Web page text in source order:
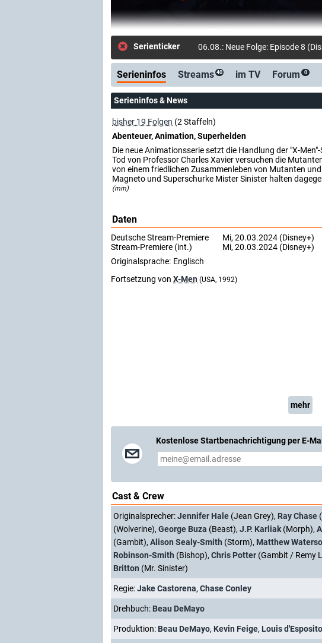
Serienticker 06.08.: Neue Folge: Episode 8
Serieninfos Streams 40 im TV Forum 0
Serieninfos & News
bisher 19 Folgen (2 Staffeln)
Abenteuer, Animation, Superhelden
Die neue Animationsserie setzt die Handlung der "X-
Tod von Professor Charles Xavier versuchen die
von einem friedlichen Zusammenleben von Mutanten
Magneto und Superschurke Mister Sinister halten
(mm)
Daten
Deutsche Stream-Premiere
Mi, 20.03.2024 (Disney+)
Stream-Premiere (int.)
Mi, 20.03.2024 (Disney+)
Originalsprache: Englisch
Fortsetzung von X-Men (USA, 1992)
mehr
Kostenlose Startbenachrichtigung per E-
Cast & Crew
Originalsprecher:Jennifer Hale (Jean Grey), Ray Chase
(Wolverine), George Buza (Beast), J.P. Karliak (Morph),
(Gambit), Alison Sealy-Smith (Storm), Matthew
Robinson-Smith (Bishop), Chris Potter (Gambit / Remy
Britton (Mr. Sinister)
Regie:Jake Castorena, Chase Conley
Drehbuch: Beau DeMayo
Produktion: Beau DeMayo, Kevin Feige, Louis d'Esposito